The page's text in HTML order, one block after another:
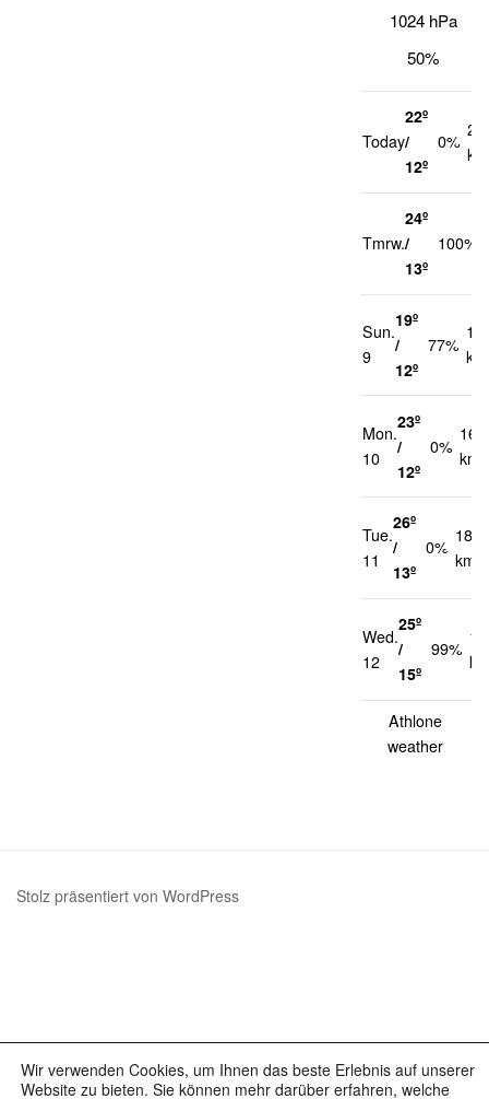
1024 hPa
50%
Today
22º
/
12º
0%
21
Tmrw.
24º
/
13º
100%
Sun.
9
19º
/
12º
77%
17
Mon.
10
23º
/
12º
0%
16
km/
Tue.
11
26º
/
13º
0%
18
km/h
Wed.
12
25º
/
15º
99%
14
Athlone
weather
Stolz präsentiert von WordPress
Wir verwenden Cookies, um Ihnen das beste Erlebnis auf unserer
Website zu bieten. Sie können mehr darüber erfahren, welche